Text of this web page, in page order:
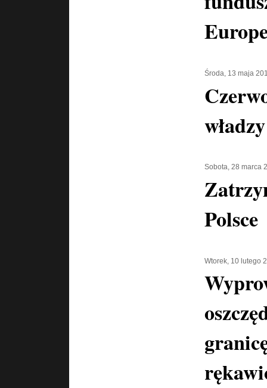
Środa, 13 maja
Sobota, 28 marca
Polsce
Wtorek, 10 lutego